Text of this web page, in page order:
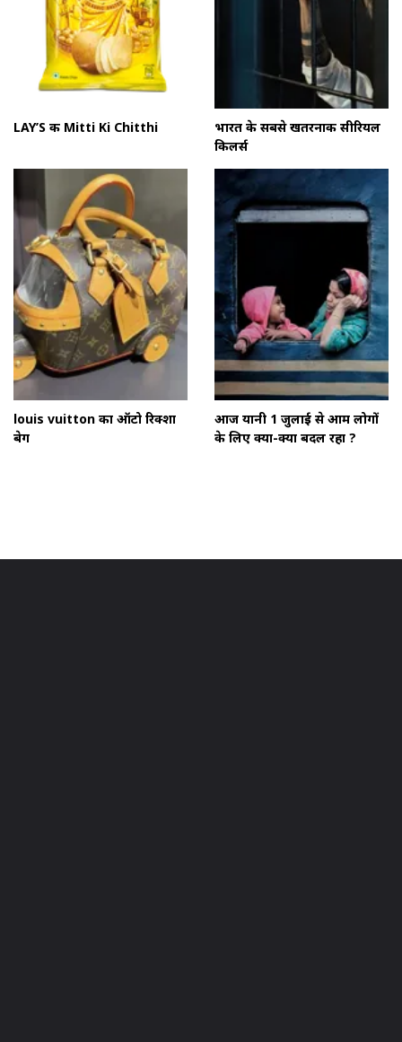
LAY’S की Mitti Ki Chitthi
भारत के सबसे खतरनाक सीरियल
किलर्स
louis vuitton का ऑटो रिक्शा
बेग
आज यानी 1 जुलाई से आम लोगों
के लिए क्या-क्या बदल रहा ?